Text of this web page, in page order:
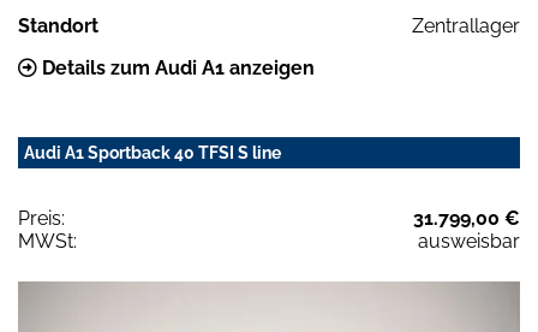
Standort
Zentrallager
Details zum Audi A1 anzeigen
Audi A1 Sportback 40 TFSI S line
Preis:
31.799,00 €
MWSt:
ausweisbar